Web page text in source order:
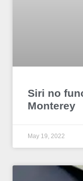
Siri no
Monterey
May 19, 2022